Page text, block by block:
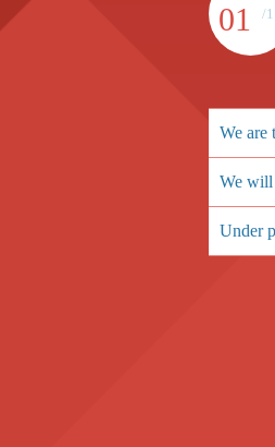
01 /
We are
We will
Under